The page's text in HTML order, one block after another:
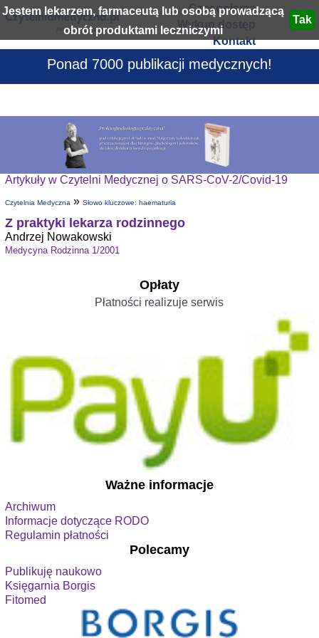
Jestem lekarzem, farmaceutą lub osobą prowadzącą
obrót produktami leczniczymi
Czasopisma
Wykup dostęp
Kontakt
Ponad 7000 publikacji medycznych!
Artykuły w Czytelni Medycznej o SARS-CoV-2/Covid-19
Czytelnia Medyczna» Słowo kluczowe: haematuria
Z praktyki lekarza rodzinnego
Andrzej Nowakowski
Medycyna Rodzinna 1/2001
Opłaty
Płatności realizuje serwis
Ważne informacje
Archiwum
Informacje dotyczące RODO
Regulamin płatności
Polecamy
Publikuję naukowo
Księgarnia Borgis
Fitomed